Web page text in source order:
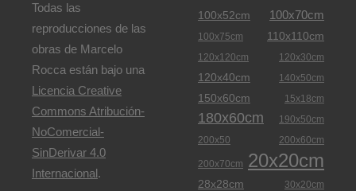
Todas las
reproducciones de las
obras de Marcelo
Rocca están bajo una
Licencia Creative
Commons Atribución-
NoComercial-
SinDerivar 4.0
Internacional.
100x52cm 100x70cm
100x75cm 110x110cm
120x120cm 120x30cm
120x40cm 140x50cm
150x60cm 15x18cm
180x60cm
190x50cm
200x50
200x60cm
200x70cm 20x20cm
28x28cm 30x20cm